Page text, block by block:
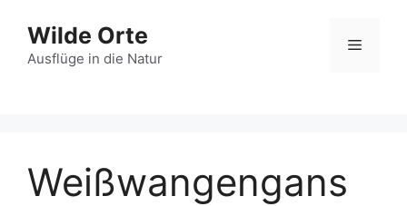
Inhalt
springen
Wilde Orte
Ausflüge in die Natur
Menü
Weißwangengans